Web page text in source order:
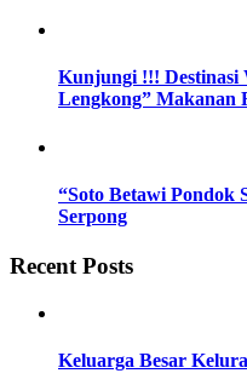
Kunjungi !!! Destinasi
Lengkong” Makanan
“Soto Betawi Pondok
Serpong
Recent Posts
Keluarga Besar